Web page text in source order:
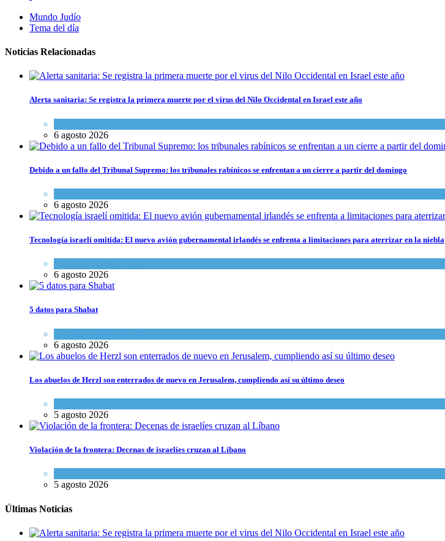
Mundo Judío
Tema del día
Noticias Relacionadas
Alerta sanitaria: Se registra la primera muerte por el virus del Nilo Occidental en Israel este año
6 agosto 2026
Debido a un fallo del Tribunal Supremo: los tribunales rabínicos se enfrentan a un cierre a partir del domingo
6 agosto 2026
Tecnología israelí omitida: El nuevo avión gubernamental irlandés se enfrenta a limitaciones para aterrizar en la niebla
6 agosto 2026
5 datos para Shabat
6 agosto 2026
Los abuelos de Herzl son enterrados de nuevo en Jerusalem, cumpliendo así su último deseo
5 agosto 2026
Violación de la frontera: Decenas de israelíes cruzan al Líbano
5 agosto 2026
Últimas Noticias